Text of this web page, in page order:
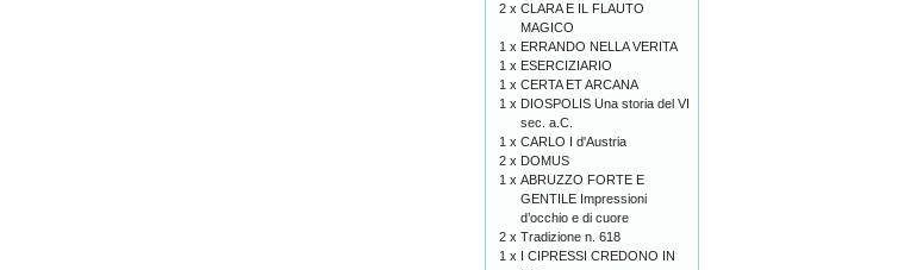
2 x CLARA E IL FLAUTO
MAGICO
1 x ERRANDO NELLA VERITA
1 x ESERCIZIARIO
1 x CERTA ET ARCANA
1 x DIOSPOLIS Una storia del VI
sec. a.C.
1 x CARLO I d'Austria
2 x DOMUS
1 x ABRUZZO FORTE E
GENTILE Impressioni
d’occhio e di cuore
2 x Tradizione n. 618
1 x I CIPRESSI CREDONO IN